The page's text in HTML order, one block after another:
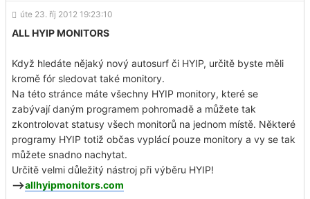
úte 23. říj 2012 19:23:10
ALL HYIP MONITORS
Když hledáte nějaký nový autosurf či HYIP, určitě byste měli
kromě fór sledovat také monitory.
Na této stránce máte všechny HYIP monitory, které se
zabývají daným programem pohromadě a můžete tak
zkontrolovat statusy všech monitorů na jednom místě. Některé
programy HYIP totiž občas vyplácí pouze monitory a vy se tak
můžete snadno nachytat.
Určitě velmi důležitý nástroj při výběru HYIP!
-->allhyipmonitors.com